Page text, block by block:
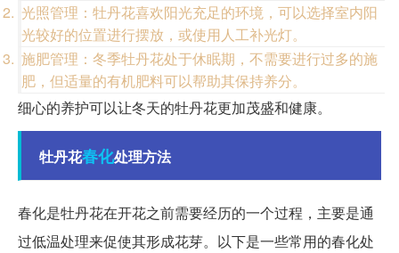
光照管理：牡丹花喜欢阳光充足的环境，可以选择室内阳
光较好的位置进行摆放，或使用人工补光灯。
施肥管理：冬季牡丹花处于休眠期，不需要进行过多的施
肥，但适量的有机肥料可以帮助其保持养分。
细心的养护可以让冬天的牡丹花更加茂盛和健康。
牡丹花春化处理方法
春化是牡丹花在开花之前需要经历的一个过程，主要是通
过低温处理来促使其形成花芽。以下是一些常用的春化处